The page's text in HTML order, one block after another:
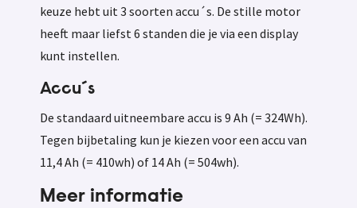
keuze hebt uit 3 soorten accu´s. De stille motor
heeft maar liefst 6 standen die je via een display
kunt instellen.
Accu´s
De standaard uitneembare accu is 9 Ah (= 324Wh).
Tegen bijbetaling kun je kiezen voor een accu van
11,4 Ah (= 410wh) of 14 Ah (= 504wh).
Meer informatie